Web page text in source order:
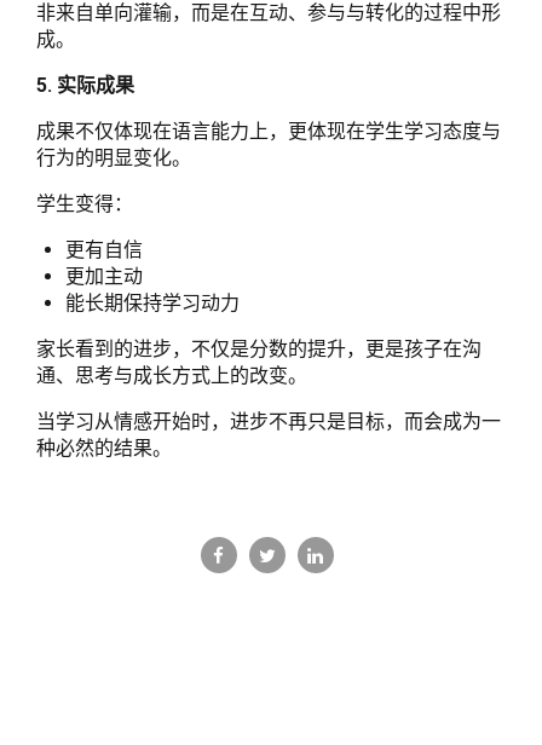
非来自单向灌输，而是在互动、参与与转化的过程中形
成。
5. 实际成果
成果不仅体现在语言能力上，更体现在学生学习态度与
行为的明显变化。
学生变得：
更有自信
更加主动
能长期保持学习动力
家长看到的进步，不仅是分数的提升，更是孩子在沟
通、思考与成长方式上的改变。
当学习从情感开始时，进步不再只是目标，而会成为一
种必然的结果。